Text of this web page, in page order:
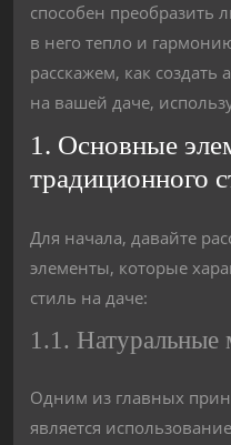
способен преобразить
в него тепло и
расскажем, как создать
на вашей даче,
1. Основные
традиционного
Для начала, давайте
элементы, которые
стиль на даче:
1.1. Натуральные
Одним из главных
является